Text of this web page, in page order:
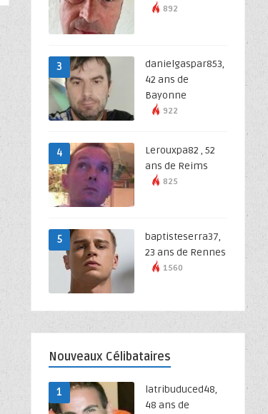
892
3
danielgaspar853,
42 ans de
Bayonne
922
4
Lerouxpa82 , 52
ans de Reims
825
5
baptisteserra37,
23 ans de Rennes
1560
Nouveaux Célibataires
1
latribuduced48,
48 ans de